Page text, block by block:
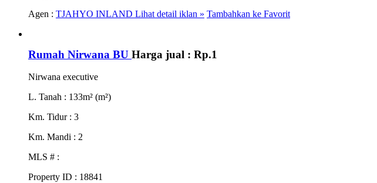
Agen : TJAHYO INLAND Lihat detail iklan » Tambahkan ke Favorit
Rumah Nirwana BU Harga jual : Rp.1
Nirwana executive
L. Tanah : 133m² (m²)
Km. Tidur : 3
Km. Mandi : 2
MLS # :
Property ID : 18841